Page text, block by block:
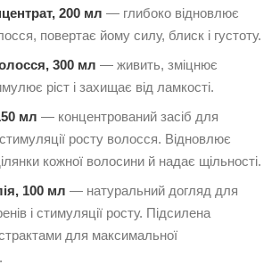
200 мл — глибоко відновлює
повертає йому силу, блиск і густоту.
300 мл — живить, зміцнює
ріст і захищає від ламкості.
мл — концентрований засіб для
росту волосся. Відновлює
кожної волосини й надає щільності.
100 мл — натуральний догляд для
і стимуляції росту. Підсилена
для максимальної